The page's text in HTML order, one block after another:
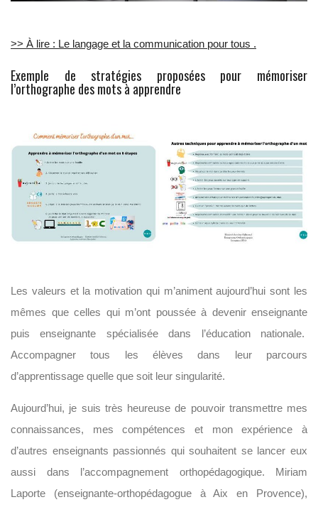
>> À lire : Le langage et la communication pour tous .
Exemple de stratégies proposées pour mémoriser
l’orthographe des mots à apprendre
Les valeurs et la motivation qui m’animent aujourd’hui sont les
mêmes que celles qui m’ont poussée à devenir enseignante
puis enseignante spécialisée dans l’éducation nationale.
Accompagner tous les élèves dans leur parcours
d’apprentissage quelle que soit leur singularité.
Aujourd’hui, je suis très heureuse de pouvoir transmettre mes
connaissances, mes compétences et mon expérience à
d’autres enseignants passionnés qui souhaitent se lancer eux
aussi dans l’accompagnement orthopédagogique. Miriam
Laporte (enseignante-orthopédagogue à Aix en Provence),